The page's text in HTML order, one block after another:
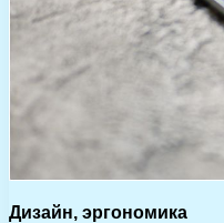
Дизайн, эргономика